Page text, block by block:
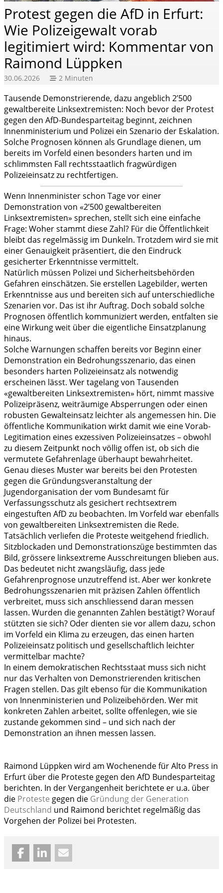
wird:
Kommentar
von
Raimond
Lüppken
Protest gegen die AfD in Erfurt:
Wie Polizeigewalt vorab
legitimiert wird: Kommentar von
Raimond Lüppken
30.06.2026 2 Minuten
Tausende Demonstrierende, dazu angeblich 2’500
gewaltbereite Linksextremisten: Noch bevor der Protest
gegen den AfD-Bundesparteitag beginnt, zeichnen
Innenministerium und Polizei ein Szenario der Eskalation.
Solche Prognosen können als Grundlage dienen, um
bereits im Vorfeld einen besonders harten und im
schlimmsten Fall rechtsstaatlich fragwürdigen
Polizeieinsatz zu rechtfertigen.
Wenn Innenminister schon Tage vor einer
Demonstration von «2’500 gewaltbereiten
Linksextremisten» sprechen, stellt sich eine einfache
Frage: Woher stammt diese Zahl? Für die Öffentlichkeit
bleibt das regelmässig im Dunkeln. Trotzdem wird sie mit
einer Genauigkeit präsentiert, die den Eindruck
gesicherter Erkenntnisse vermittelt.
Natürlich müssen Polizei und Sicherheitsbehörden
Gefahren einschätzen. Sie erstellen Lagebilder, werten
Erkenntnisse aus und bereiten sich auf unterschiedliche
Szenarien vor. Das ist ihr Auftrag. Doch sobald solche
Prognosen öffentlich kommuniziert werden, entfalten sie
eine Wirkung weit über die eigentliche Einsatzplanung
hinaus.
Solche Warnungen schaffen bereits vor Beginn einer
Demonstration ein Bedrohungsszenario, das einen
besonders harten Polizeieinsatz als notwendig
erscheinen lässt. Wer tagelang von Tausenden
«gewaltbereiten Linksextremisten» hört, nimmt massive
Polizeipräsenz, weiträumige Absperrungen oder einen
robusten Gewalteinsatz leichter als angemessen hin. Die
öffentliche Kommunikation wirkt damit wie eine Vorab-
Legitimation eines exzessiven Polizeieinsatzes – obwohl
zu diesem Zeitpunkt noch völlig offen ist, ob sich die
vermutete Gefahrenlage überhaupt bewahrheitet.
Genau dieses Muster war bereits bei den Protesten
gegen die Gründungsveranstaltung der
Jugendorganisation der vom Bundesamt für
Verfassungsschutz als gesichert rechtsextrem
eingestuften AfD zu beobachten. Im Vorfeld war ebenfalls
von gewaltbereiten Linksextremisten die Rede.
Tatsächlich verliefen die Proteste weitgehend friedlich.
Sitzblockaden und Demonstrationszüge bestimmten das
Bild, grössere linksextreme Ausschreitungen blieben aus.
Das bedeutet nicht zwangsläufig, dass jede
Gefahrenprognose unzutreffend ist. Aber wer konkrete
Bedrohungsszenarien mit präzisen Zahlen öffentlich
verbreitet, muss sich anschliessend daran messen
lassen. Wurden die genannten Zahlen bestätigt? Worauf
stützten sie sich? Oder dienten sie vor allem dazu, schon
im Vorfeld ein Klima zu erzeugen, das einen harten
Polizeieinsatz politisch und gesellschaftlich leichter
vermittelbar machte?
In einem demokratischen Rechtsstaat muss sich nicht
nur das Verhalten von Demonstrierenden kritischen
Fragen stellen. Das gilt ebenso für die Kommunikation
von Innenministerien und Polizeibehörden. Wer mit
konkreten Zahlen arbeitet, sollte offenlegen, wie sie
zustande gekommen sind – und sich nach der
Demonstration an ihnen messen lassen.
Raimond Lüppken wird am Wochenende für Alto Press in
Erfurt über die Proteste gegen den AfD Bundesparteitag
berichten. In der Vergangenheit berichtete er u.a. über
die Proteste gegen die Gründung der Generation
Deutschland und Raimond berichtet regelmäßig das
Vorgehen der Polizei bei Protesten.